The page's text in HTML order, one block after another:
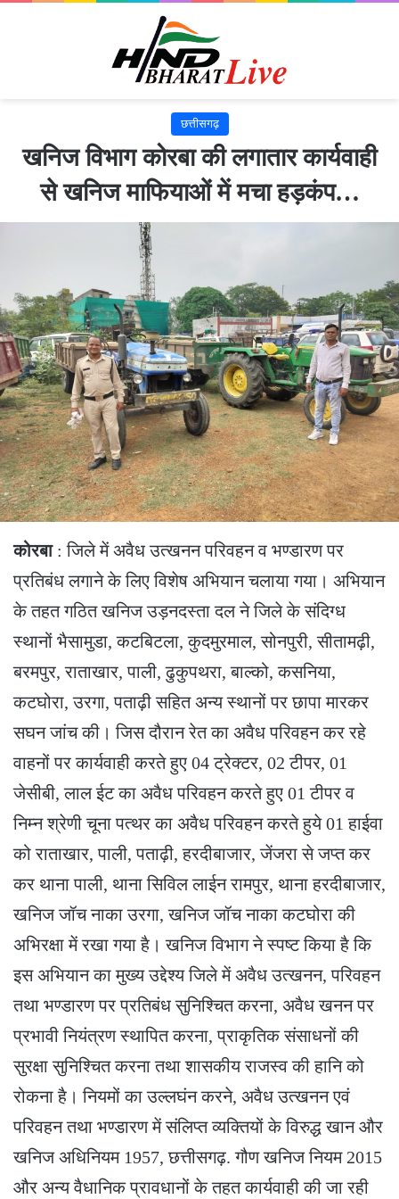
छत्तीसगढ़
खनिज विभाग कोरबा की लगातार कार्यवाही
से खनिज माफियाओं में मचा हड़कंप…
कोरबा: जिले में अवैध उत्खनन परिवहन व भण्डारण पर
प्रतिबंध लगाने के लिए विशेष अभियान चलाया गया। अभियान
के तहत गठित खनिज उड़नदस्ता दल ने जिले के संदिग्ध
स्थानों भैसामुडा, कटबिटला, कुदमुरमाल, सोनपुरी, सीतामढ़ी,
बरमपुर, राताखार, पाली, ढुकुपथरा, बाल्को, कसनिया,
कटघोरा, उरगा, पताढ़ी सहित अन्य स्थानों पर छापा मारकर
सघन जांच की। जिस दौरान रेत का अवैध परिवहन कर रहे
वाहनों पर कार्यवाही करते हुए 04 ट्रेक्टर, 02 टीपर, 01
जेसीबी, लाल ईट का अवैध परिवहन करते हुए 01 टीपर व
निम्न श्रेणी चूना पत्थर का अवैध परिवहन करते हुये 01 हाईवा
को राताखार, पाली, पताढ़ी, हरदीबाजार, जेंजरा से जप्त कर
कर थाना पाली, थाना सिविल लाईन रामपुर, थाना हरदीबाजार,
खनिज जॉच नाका उरगा, खनिज जॉच नाका कटघोरा की
अभिरक्षा में रखा गया है। खनिज विभाग ने स्पष्ट किया है कि
इस अभियान का मुख्य उद्देश्य जिले में अवैध उत्खनन, परिवहन
तथा भण्डारण पर प्रतिबंध सुनिश्चित करना, अवैध खनन पर
प्रभावी नियंत्रण स्थापित करना, प्राकृतिक संसाधनों की
सुरक्षा सुनिश्चित करना तथा शासकीय राजस्व की हानि को
रोकना है। नियमों का उल्लघंन करने, अवैध उत्खनन एवं
परिवहन तथा भण्डारण में संलिप्त व्यक्तियों के विरुद्ध खान और
खनिज अधिनियम 1957, छत्तीसगढ़. गौण खनिज नियम 2015
और अन्य वैधानिक प्रावधानों के तहत कार्यवाही की जा रही